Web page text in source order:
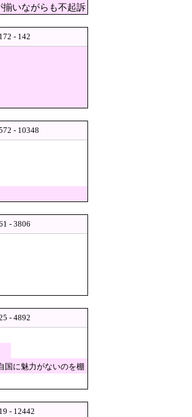
国建築を披露
とタッグを
うらやまし
にそれな件
コミ殺到、
い」！
は素人アルバ
と特定「体調
いながらも不起訴
- 142
- 10348
- 3806
- 4892
国に魅力がないのを棚
- 12442